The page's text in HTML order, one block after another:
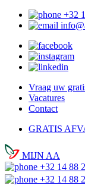
+32
Vraag uw
Vacatures
Contact
GRATIS
MIJN AA
+32 14 88
+32 14 88